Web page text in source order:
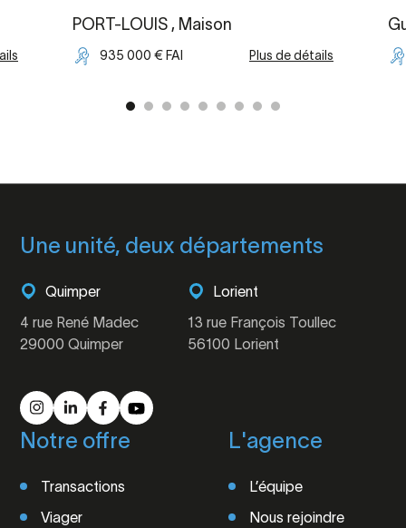
PORT-LOUIS , Maison
935 000 € FAI Plus de détails
Une unité, deux départements
Quimper
4 rue René Madec
29000 Quimper
Lorient
13 rue François Toullec
56100 Lorient
Notre offre
Transactions
Viager
L'agence
L’équipe
Nous rejoindre